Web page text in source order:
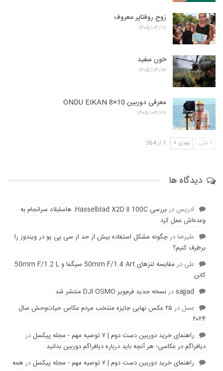
زوج روفتاپر معروف
۱۴۰۵/۰۴/۱۸
خون سفید
۱۴۰۵/۰۴/۰۷
معرفی دوربین ONDU EIKAN 8×10
۱۴۰۵/۰۳/۲۷
قبلی بعدی 1 از 364
دیدگاه ها
ادریس در
بررسی Hasselblad X2D II 100C: هاسلبلاد سرانجام به
وعده‌‌اش عمل کرد
عليرضادرچگونه مشکل استفاده بیش از حد از سی پی یو در ویندوز را
برطرف کنیم؟
علی در
مقایسه لنز‌های 50mm F/1.4 Art سیگما و 50mm F/1.2 L
کانن
sajjadدرنسخه جدید فرم‌ویر DJI OSMO منتشر شد
عسل در
۲۵ عکس نهایی جایزه منتخب مردم عکاس حیات‌وحش سال
۲۰۲۴
راهنمای خرید دوربین دست دوم | ۷ توصیه مهم - مجله پیکسل
در
دیافراگم در عکاسی؛ هر آنچه باید درباره دیافراگم دوربین بدانید
راهنمای خرید دوربین دست دوم | ۷ توصیه مهم - مجله پیکسل
در همه